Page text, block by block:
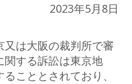
2023年5月8日
は大阪の裁判所で審
関する訴訟は東京地
こととされており、